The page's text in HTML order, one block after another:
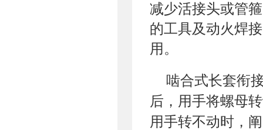
减少活接头或管
的工具及动火焊
用。
啮合式长套衔
后，用手将螺母
用手转不动时，